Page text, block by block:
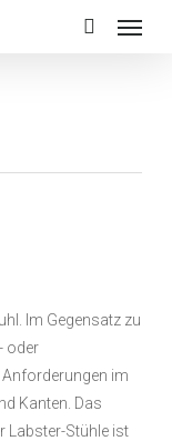
Im Gegensatz zu
oder
im
Kanten. Das
Stühle ist